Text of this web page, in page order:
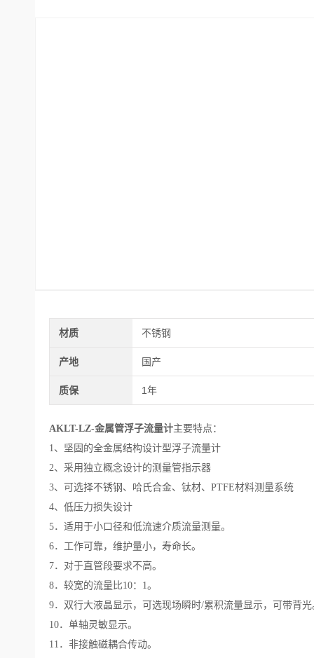
材质 不锈钢
产地 国产
质保 1年
AKLT-LZ-金属管浮子流量计主要特点：
1、坚固的全金属结构设计型浮子流量计
2、采用独立概念设计的测量管指示器
3、可选择不锈钢、哈氏合金、钛材、PTFE材料测量系统
4、低压力损失设计
5．适用于小口径和低流速介质流量测量。
6．工作可靠，维护量小，寿命长。
7．对于直管段要求不高。
8．较宽的流量比10：1。
9．双行大液晶显示，可选现场瞬时/累积流量显示，可带背光
10．单轴灵敏显示。
11．非接触磁耦合传动。